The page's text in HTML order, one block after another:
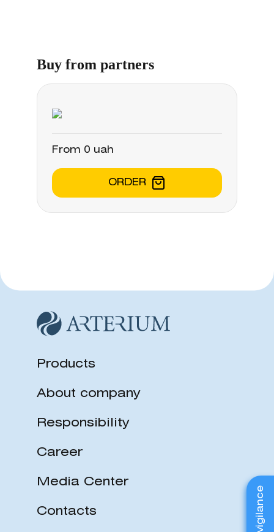
Buy from partners
From 0 uah
ORDER
Products
About company
Responsibility
Career
Media Center
Contacts